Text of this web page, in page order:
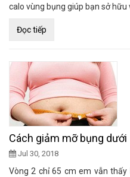
calo vùng bụng giúp bạn sở hữu
Đọc tiếp
Cách giảm mỡ bụng dưới
Jul 30, 2018
Vòng 2 chỉ 65 cm em vẫn